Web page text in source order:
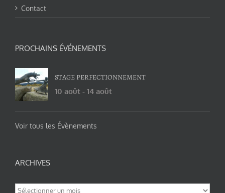
Contact
PROCHAINS ÉVÉNEMENTS
STAGE PERFECTIONNEMENT
10 août - 14 août
Voir tous les Évènements
ARCHIVES
Archives